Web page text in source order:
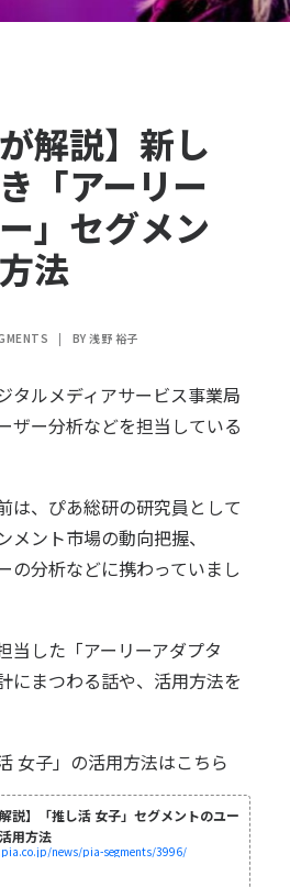
解説】新し
「アーリー
」セグメン
法
| BY 浅野 裕子
タルメディアサービス事業局
ザー分析などを担当している
は、ぴあ総研の研究員として
メント市場の動向把握、
の分析などに携わっていまし
当した「アーリーアダプタ
にまつわる話や、活用方法を
女子」の活用方法はこちら
解説】「推し活 女子」セグメントのユー
用方法
news/pia-segments/3996/